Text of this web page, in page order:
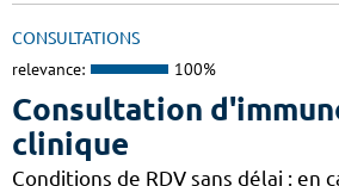
CONSULTATIONS
relevance: 100%
Consultation
clinique
Conditions de RDV sans délai : en